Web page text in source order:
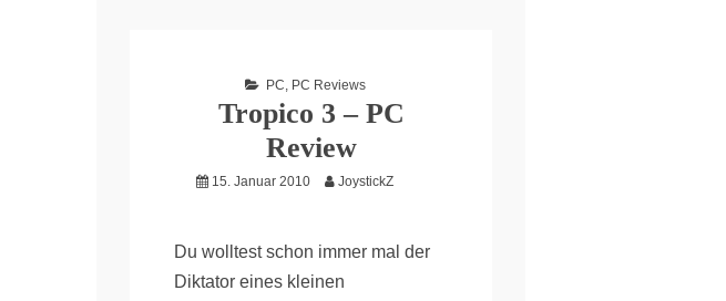
PC, PC Reviews
Tropico 3 – PC
Review
15. Januar 2010 JoystickZ
Du wolltest schon immer mal der
Diktator eines kleinen